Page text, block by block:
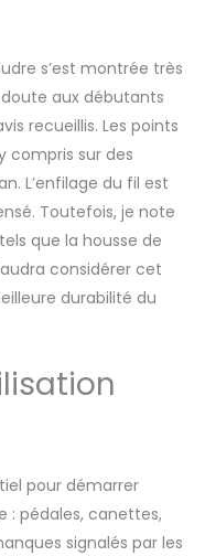
s’est montrée très
doute aux débutants
recueillis. Les points
compris sur des
L’enfilage du fil est
Toutefois, je note
que la housse de
considérer cet
durabilité du
pour démarrer
: pédales, canettes,
signalés par les